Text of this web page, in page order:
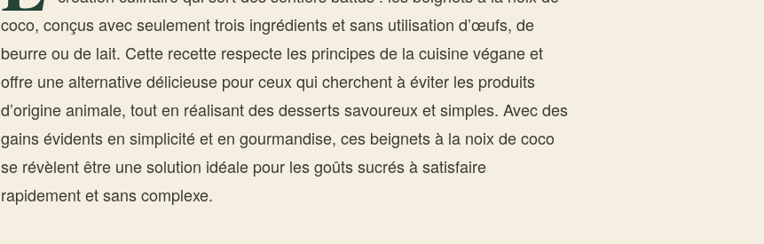
coco, conçus avec seulement trois ingrédients et sans utilisation d’œufs, de
beurre ou de lait. Cette recette respecte les principes de la cuisine végane et
offre une alternative délicieuse pour ceux qui cherchent à éviter les produits
d’origine animale, tout en réalisant des desserts savoureux et simples. Avec des
gains évidents en simplicité et en gourmandise, ces beignets à la noix de coco
se révèlent être une solution idéale pour les goûts sucrés à satisfaire
rapidement et sans complexe.